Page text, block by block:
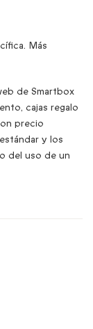
Más
de Smartbox
cajas regalo
precio
y los
del uso de un